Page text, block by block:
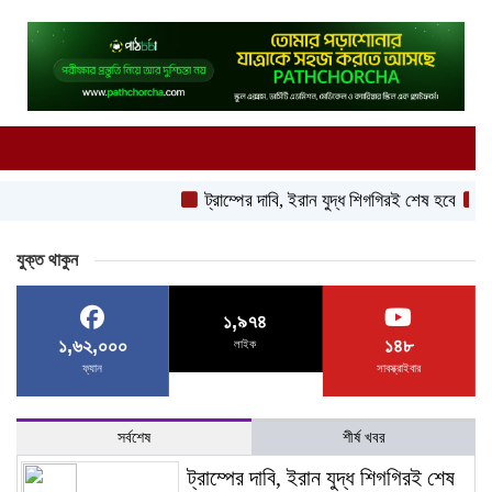
ট্রাম্পের দাবি, ইরান যুদ্ধ শিগগিরই শেষ হবে
যুক্ত থাকুন
১,৬২,০০০
ফ্যান
১,৯৭৪
লাইক ১৪৮
সাবস্ক্রাইবার
সর্বশেষ শীর্ষ খবর
ট্রাম্পের দাবি, ইরান যুদ্ধ শিগগিরই শেষ